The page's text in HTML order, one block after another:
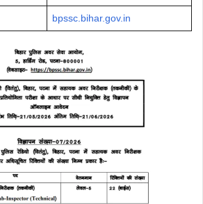
bpssc.bihar.gov.in